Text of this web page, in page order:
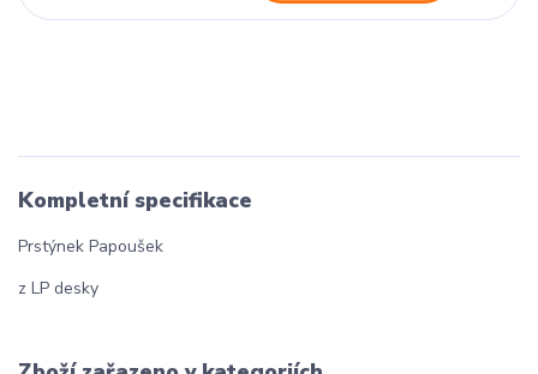
Kompletní specifikace
Prstýnek Papoušek
z LP desky